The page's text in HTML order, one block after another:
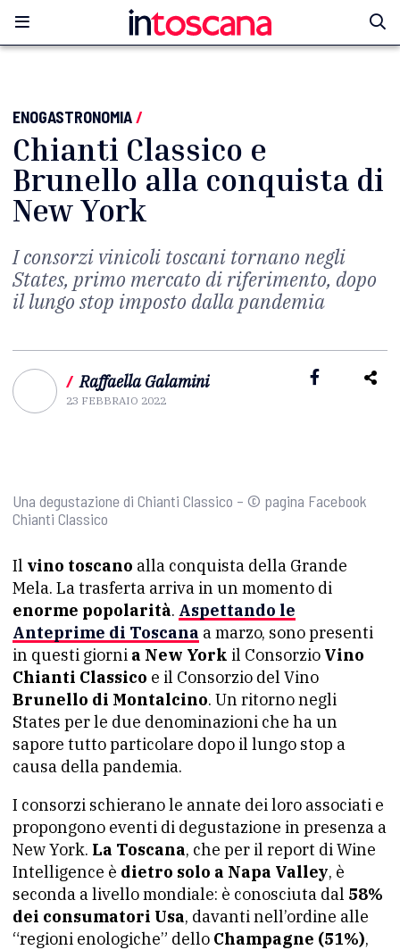
ENOGASTRONOMIA/
Chianti Classico e
Brunello alla conquista di
New York
I consorzi vinicoli toscani tornano negli
States, primo mercato di riferimento, dopo
il lungo stop imposto dalla pandemia
/ Raffaella Galamini
23 FEBBRAIO 2022
Una degustazione di Chianti Classico – © pagina Facebook
Chianti Classico
Il vino toscano alla conquista della Grande
Mela. La trasferta arriva in un momento di
enorme popolarità. Aspettando le
Anteprime di Toscana a marzo, sono presenti
in questi giorni a New York il Consorzio Vino
Chianti Classico e il Consorzio del Vino
Brunello di Montalcino. Un ritorno negli
States per le due denominazioni che ha un
sapore tutto particolare dopo il lungo stop a
causa della pandemia.
I consorzi schierano le annate dei loro associati e
propongono eventi di degustazione in presenza a
New York. La Toscana, che per il report di Wine
Intelligence è dietro solo a Napa Valley, è
seconda a livello mondiale: è conosciuta dal 58%
dei consumatori Usa, davanti nell’ordine alle
“regioni enologiche” dello Champagne (51%),